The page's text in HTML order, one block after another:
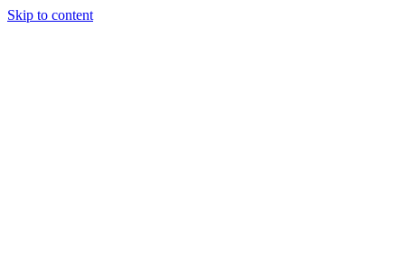
Skip to content